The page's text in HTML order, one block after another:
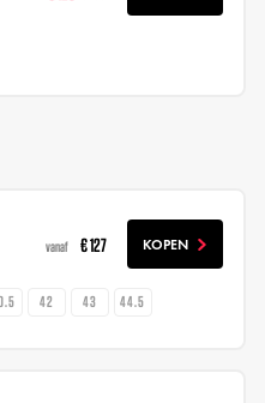
vanaf € 127 KOPEN
42 43 44.5